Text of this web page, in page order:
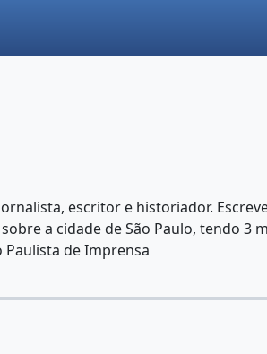
escritor e historiador.
a cidade de São Paulo, tendo
Paulista de Imprensa